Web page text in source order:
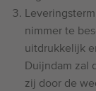
nimmer te
uitdrukkelijk
Duijndam zal
zij door de